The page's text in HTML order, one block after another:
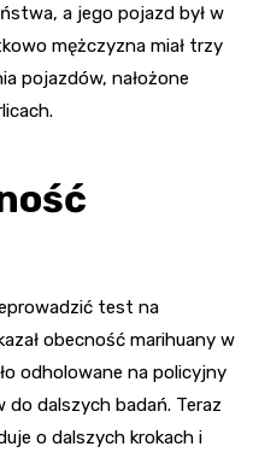
a jego pojazd był w
mężczyzna miał trzy
pojazdów, nałożone
test na
obecność marihuany w
odholowane na policyjny
do dalszych badań. Teraz
o dalszych krokach i